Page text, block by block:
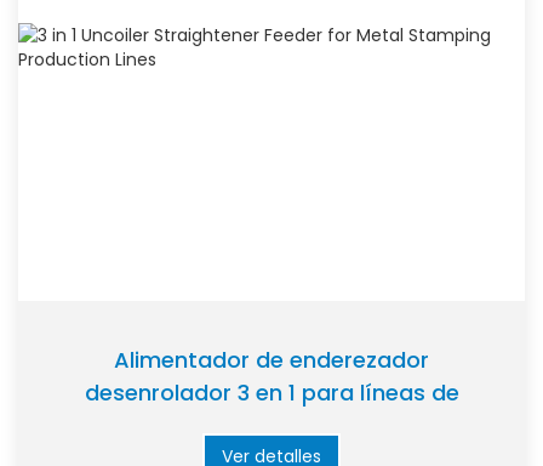
Alimentador de enderezador
desenrolador 3 en 1 para líneas de
Ver detalles